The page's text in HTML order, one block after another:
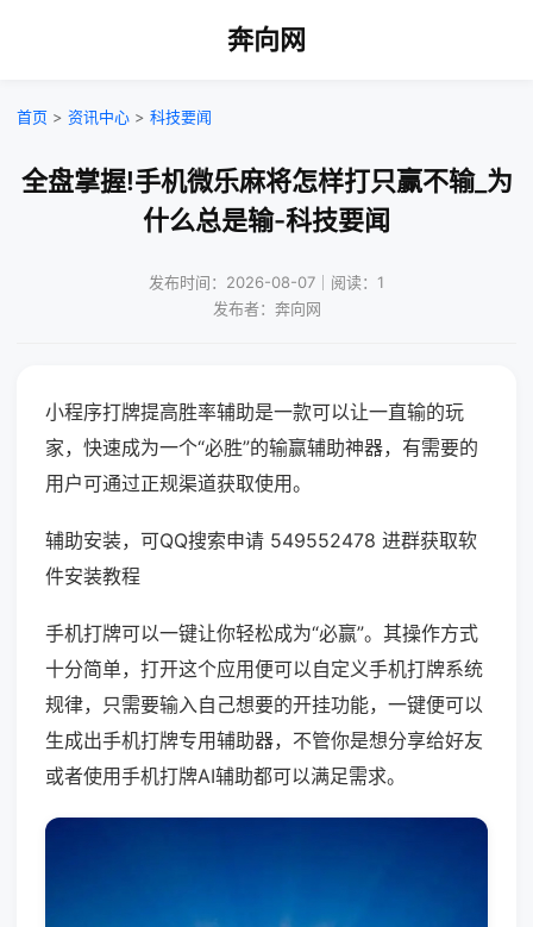
奔向网
首页 > 资讯中心 > 科技要闻
全盘掌握!手机微乐麻将怎样打只赢不输_为
什么总是输-科技要闻
发布时间：2026-08-07｜阅读：1
发布者：奔向网
小程序打牌提高胜率辅助是一款可以让一直输的玩
家，快速成为一个“必胜”的输赢辅助神器，有需要的
用户可通过正规渠道获取使用。
辅助安装，可QQ搜索申请 549552478 进群获取软
件安装教程
手机打牌可以一键让你轻松成为“必赢”。其操作方式
十分简单，打开这个应用便可以自定义手机打牌系统
规律，只需要输入自己想要的开挂功能，一键便可以
生成出手机打牌专用辅助器，不管你是想分享给好友
或者使用手机打牌AI辅助都可以满足需求。